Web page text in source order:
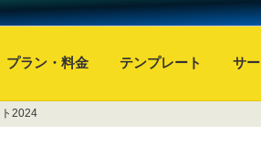
プラン・料金 テンプレート サ
2024